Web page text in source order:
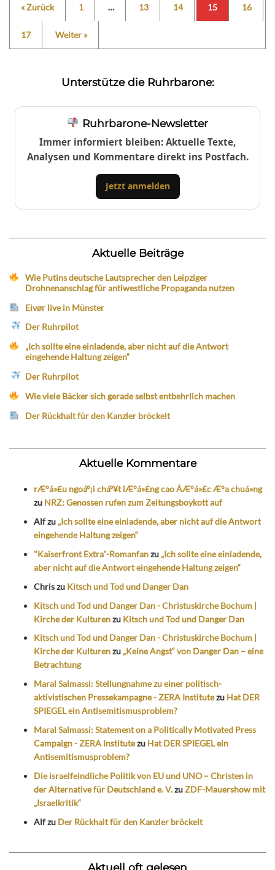
« Zurück 1 … 13 14 15 16
17 Weiter »
Unterstütze die Ruhrbarone:
Ruhrbarone-Newsletter
Immer informiert bleiben: Aktuelle Texte,
Analysen und Kommentare direkt ins Postfach.
Jetzt anmelden
Aktuelle Beiträge
Wie Putins deutsche Lautsprecher den Leipziger
Drohnenanschlag für antiwestliche Propaganda nutzen
Eivør live in Münster
Der Ruhrpilot
„Ich sollte eine einladende, aber nicht auf die Antwort
eingehende Haltung zeigen“
Der Ruhrpilot
Wie viele Bäcker sich gerade selbst entbehrlich machen
Der Rückhalt für den Kanzler bröckelt
Aktuelle Kommentare
rÆ°á»£u ngoáº¡i cháº¥t lÆ°á»£ng cao ÄÆ°á»£c Æ°a chuá»ng
zu NRZ: Genossen rufen zum Zeitungsboykott auf
Alfzu „Ich sollte eine einladende, aber nicht auf die Antwort
eingehende Haltung zeigen“
"Kaiserfront Extra"-Romanfanzu „Ich sollte eine einladende,
aber nicht auf die Antwort eingehende Haltung zeigen“
Chriszu Kitsch und Tod und Danger Dan
Kitsch und Tod und Danger Dan - Christuskirche Bochum |
Kirche der Kulturenzu Kitsch und Tod und Danger Dan
Kitsch und Tod und Danger Dan - Christuskirche Bochum |
Kirche der Kulturenzu „Keine Angst“ von Danger Dan – eine
Betrachtung
Maral Salmassi: Stellungnahme zu einer politisch-
aktivistischen Pressekampagne - ZERA Institutezu Hat DER
SPIEGEL ein Antisemitismusproblem?
Maral Salmassi: Statement on a Politically Motivated Press
Campaign - ZERA Institutezu Hat DER SPIEGEL ein
Antisemitismusproblem?
Die israelfeindliche Politik von EU und UNO – Christen in
der Alternative für Deutschland e. V.zuZDF-Mauershow mit
„Israelkritik“
Alfzu Der Rückhalt für den Kanzler bröckelt